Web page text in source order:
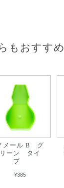
もおすすめ
メール B グ
リーン タイ
プ
¥385